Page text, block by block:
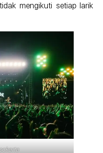
mengikuti setiap larik